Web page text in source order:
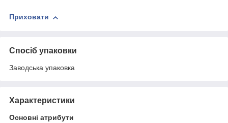
Приховати
Спосіб упаковки
Заводська упаковка
Характеристики
Основні атрибути